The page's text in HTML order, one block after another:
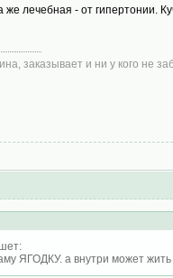
лечебная - от гипертонии.
заказывает и ни у кого не
ЯГОДКУ. а внутри может жить